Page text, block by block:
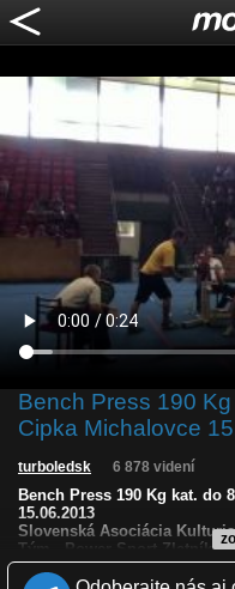
Bench Press 190
Cipka Michalovce
turboledsk 6 878 videní
Bench Press 190 Kg kat. do
15.06.2013
Slovenská Asociácia
Tým - Power Sport Zlatníky
Martin obsadil prvé miesto !